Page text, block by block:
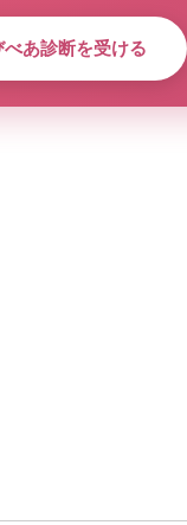
あ診断を受ける